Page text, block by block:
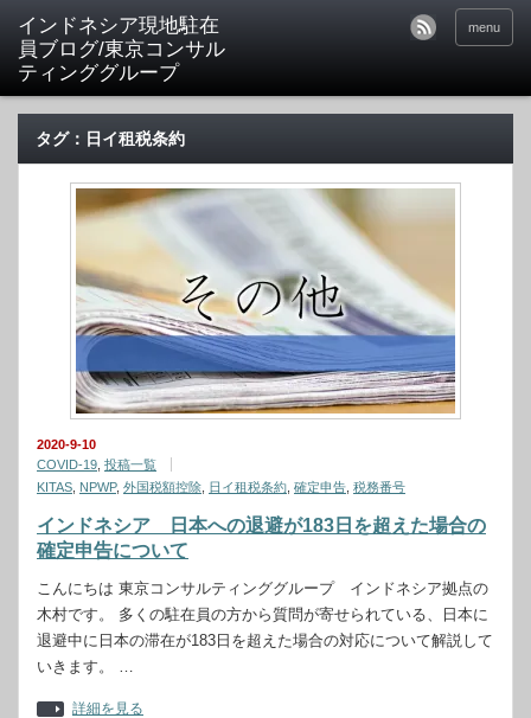
menu
タグ：日イ租税条約
2020-9-10
COVID-19 投稿一覧
KITAS NPWP, 外国税額控除 日イ租税条約 確定申告 税務番号
インドネシア 日本への退避が183日を超えた場合の
確定申告について
こんにちは 東京コンサルティンググループ インドネシア拠点の
木村です。 多くの駐在員の方から質問が寄せられている、日本に
退避中に日本の滞在が183日を超えた場合の対応について解説して
いきます。 …
詳細を見る